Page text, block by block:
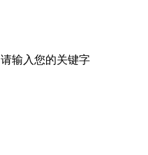
请输入您的关键字